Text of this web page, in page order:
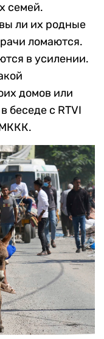
семей.
ли их родные
ломаются.
в усилении.
домов или
беседе с RTVI